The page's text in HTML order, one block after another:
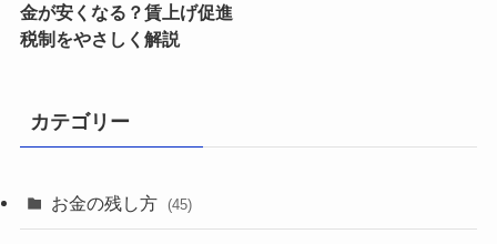
金が安くなる？賃上げ促進
税制をやさしく解説
カテゴリー
お金の残し方 (45)